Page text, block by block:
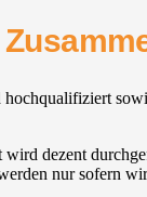
dezent
nur sofern